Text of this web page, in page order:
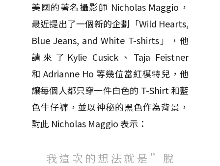
美國的著名攝影師 Nicholas Maggio，
最近提出了一個新的企劃「Wild Hearts,
Blue Jeans, and White T-shirts」，他
請來了Kylie Cusick、Taja Feistner
和 Adrianne Ho 等幾位當紅模特兒，他
讓每個人都只穿一件白色的 T-Shirt 和藍
色牛仔褲，並以神秘的黑色作為背景，
對此 Nicholas Maggio 表示：
我這次的想法就是”脫